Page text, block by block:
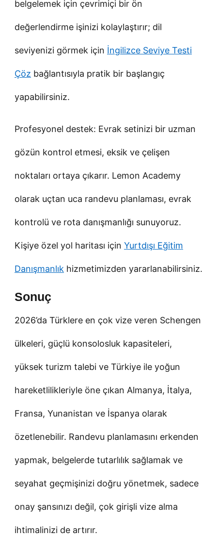
belgelemek için çevrimiçi bir ön
değerlendirme işinizi kolaylaştırır; dil
seviyenizi görmek için İngilizce Seviye Testi
Çöz bağlantısıyla pratik bir başlangıç
yapabilirsiniz.
Profesyonel destek: Evrak setinizi bir uzman
gözün kontrol etmesi, eksik ve çelişen
noktaları ortaya çıkarır. Lemon Academy
olarak uçtan uca randevu planlaması, evrak
kontrolü ve rota danışmanlığı sunuyoruz.
Kişiye özel yol haritası için Yurtdışı Eğitim
Danışmanlık hizmetimizden yararlanabilirsiniz.
Sonuç
2026’da Türklere en çok vize veren Schengen
ülkeleri, güçlü konsolosluk kapasiteleri,
yüksek turizm talebi ve Türkiye ile yoğun
hareketlilikleriyle öne çıkan Almanya, İtalya,
Fransa, Yunanistan ve İspanya olarak
özetlenebilir. Randevu planlamasını erkenden
yapmak, belgelerde tutarlılık sağlamak ve
seyahat geçmişinizi doğru yönetmek, sadece
onay şansınızı değil, çok girişli vize alma
ihtimalinizi de artırır.